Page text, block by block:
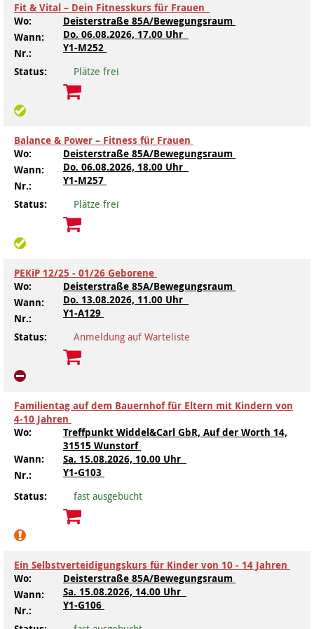
Kindertagesstätte Tresckowstraße
Kindertagesstätte Voltmerstraße
Kindertagesstätte Wiehbergstraße
Fit & Vital – Dein Fitnesskurs für Frauen
Wo:
Deisterstraße 85A/Bewegungsraum
Wann:
Do. 06.08.2026, 17.00 Uhr
Nr.:
Y1-M252
Status:
Plätze frei
Balance & Power – Fitness für Frauen
Wo:
Deisterstraße 85A/Bewegungsraum
Wann:
Do. 06.08.2026, 18.00 Uhr
Nr.:
Y1-M257
Status:
Plätze frei
PEKiP 12/25 - 01/26 Geborene
Wo:
Deisterstraße 85A/Bewegungsraum
Wann:
Do. 13.08.2026, 11.00 Uhr
Nr.:
Y1-A129
Status:
Anmeldung auf Warteliste
Familientag auf dem Bauernhof für Eltern mit Kindern von
4-10 Jahren
Wo:
Treffpunkt Widdel&Carl GbR, Auf der Worth 14,
31515 Wunstorf
Wann:
Sa. 15.08.2026, 10.00 Uhr
Nr.:
Y1-G103
Status:
fast ausgebucht
Ein Selbstverteidigungskurs für Kinder von 10 - 14 Jahren
Wo:
Deisterstraße 85A/Bewegungsraum
Wann:
Sa. 15.08.2026, 14.00 Uhr
Nr.:
Y1-G106